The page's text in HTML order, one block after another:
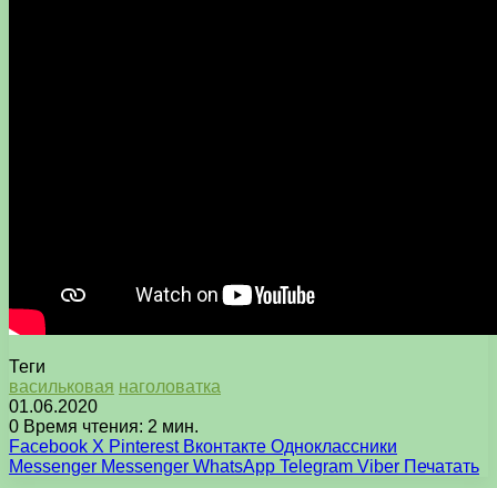
Теги
васильковая наголоватка
01.06.2020
0 Время чтения: 2 мин.
Facebook X Pinterest Вконтакте Одноклассники
Messenger Messenger WhatsApp Telegram Viber Печатать